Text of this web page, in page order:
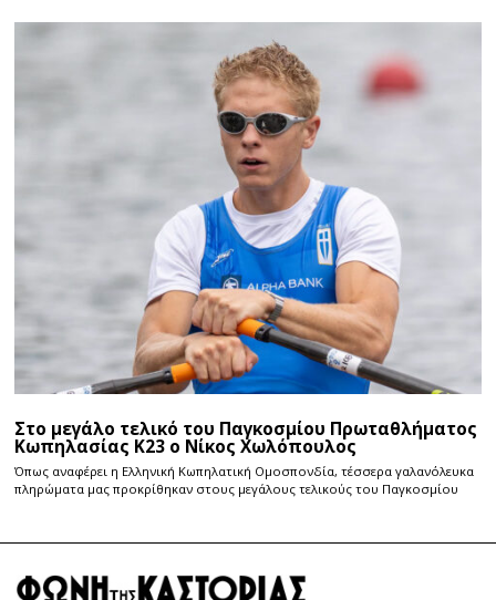
Στο μεγάλο τελικό του Παγκοσμίου Πρωταθλήματος
Κωπηλασίας Κ23 ο Νίκος Χωλόπουλος
Όπως αναφέρει η Ελληνική Κωπηλατική Ομοσπονδία, τέσσερα γαλανόλευκα
πληρώματα μας προκρίθηκαν στους μεγάλους τελικούς του Παγκοσμίου